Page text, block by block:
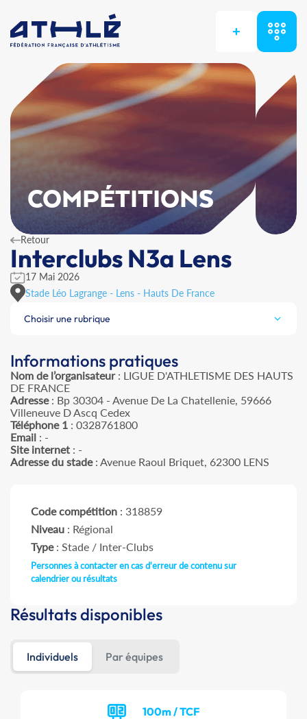
+
COMPÉTITIONS
Retour
Interclubs N3a Lens
17 Mai 2026
Stade Léo Lagrange - Lens - Hauts De France
Choisir une rubrique
Informations pratiques
Nom de l’organisateur: LIGUE D'ATHLETISME DES HAUTS
DE FRANCE
Adresse: Bp 30304 - Avenue De La Chatellenie, 59666
Villeneuve D Ascq Cedex
Téléphone 1 : 0328761800
Email : -
Site internet : -
Adresse du stade: Avenue Raoul Briquet, 62300 LENS
Code compétition : 318859
Niveau : Régional
Type: Stade / Inter-Clubs
Personnes à contacter en cas d'erreur de contenu sur
calendrier ou résultats
Résultats disponibles
Individuels Par équipes
100m / TCF